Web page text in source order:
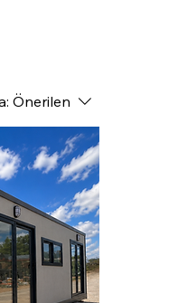
Önerilen